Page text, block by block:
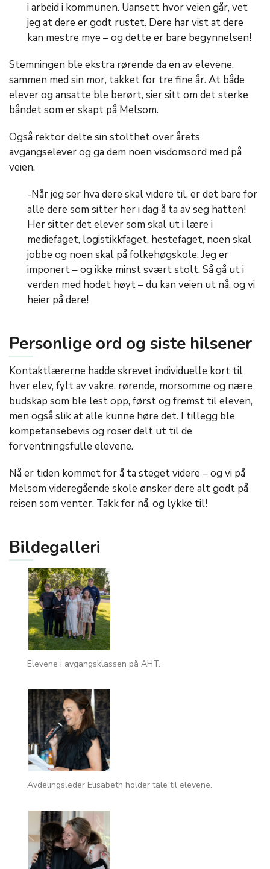
i arbeid i kommunen. Uansett hvor veien går, vet
jeg at dere er godt rustet. Dere har vist at dere
kan mestre mye – og dette er bare begynnelsen!
Stemningen ble ekstra rørende da en av elevene,
sammen med sin mor, takket for tre fine år. At både
elever og ansatte ble berørt, sier sitt om det sterke
båndet som er skapt på Melsom.
Også rektor delte sin stolthet over årets
avgangselever og ga dem noen visdomsord med på
veien.
-Når jeg ser hva dere skal videre til, er det bare for
alle dere som sitter her i dag å ta av seg hatten!
Her sitter det elever som skal ut i lære i
mediefaget, logistikkfaget, hestefaget, noen skal
jobbe og noen skal på folkehøgskole. Jeg er
imponert – og ikke minst svært stolt. Så gå ut i
verden med hodet høyt – du kan veien ut nå, og vi
heier på dere!
Personlige ord og siste hilsener
Kontaktlærerne hadde skrevet individuelle kort til
hver elev, fylt av vakre, rørende, morsomme og nære
budskap som ble lest opp, først og fremst til eleven,
men også slik at alle kunne høre det. I tillegg ble
kompetansebevis og roser delt ut til de
forventningsfulle elevene.
Nå er tiden kommet for å ta steget videre – og vi på
Melsom videregående skole ønsker dere alt godt på
reisen som venter. Takk for nå, og lykke til!
Bildegalleri
Elevene i avgangsklassen på AHT.
Avdelingsleder Elisabeth holder tale til elevene.